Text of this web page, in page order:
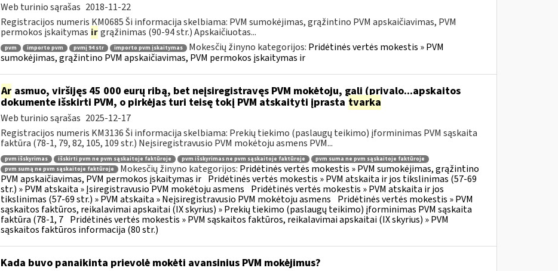
Web turinio sąrašas 2018-11-22
Registracijos numeris KM0685 Ši informacija skelbiama: PVM sumokėjimas, grąžintino PVM apskaičiavimas, PVM
permokos įskaitymas ir grąžinimas (90-94 str.) Apskaičiuotas...
pvm importo pvm pvmį 94 str importo pvm įskaitymas Mokesčių žinyno kategorijos: Pridėtinės vertės mokestis » PVM
sumokėjimas, grąžintino PVM apskaičiavimas, PVM permokos įskaitymas ir
Arasmuo, viršijęs 45 000 eurų ribą, bet neįsiregistravęs PVM mokėtoju, gali (privalo...apskaitos
dokumente išskirti PVM, o pirkėjas turi teisę tokį PVM atskaityti įprasta tvarka
Web turinio sąrašas 2025-12-17
Registracijos numeris KM3136 Ši informacija skelbiama: Prekių tiekimo (paslaugų teikimo) įforminimas PVM sąskaita
faktūra (78-1, 79, 82, 105, 109 str.) Neįsiregistravusio PVM mokėtoju asmens PVM...
pvm išskyrimas išskirti pvm ne pvm sąskaitoje faktūroje pvm išskyrimas ne pvm sąskaitoje faktūroje
pvm suma ne pvm sąskaitoje faktūroje
pvm sumą ne pvm sąskaitoje faktūroje
Mokesčių žinyno kategorijos: Pridėtinės vertės mokestis » PVM sumokėjimas, grąžintino
PVM apskaičiavimas, PVM permokos įskaitymas ir Pridėtinės vertės mokestis » PVM atskaita ir jos tikslinimas (57-69
str.) » PVM atskaita » Įsiregistravusio PVM mokėtoju asmens Pridėtinės vertės mokestis » PVM atskaita ir jos
tikslinimas (57-69 str.) » PVM atskaita » Neįsiregistravusio PVM mokėtoju asmens Pridėtinės vertės mokestis » PVM
sąskaitos faktūros, reikalavimai apskaitai (IX skyrius) » Prekių tiekimo (paslaugų teikimo) įforminimas PVM sąskaita
faktūra (78-1, 7 Pridėtinės vertės mokestis » PVM sąskaitos faktūros, reikalavimai apskaitai (IX skyrius) » PVM
sąskaitos faktūros informacija (80 str.)
Kada buvo panaikinta prievolė mokėti avansinius PVM mokėjimus?